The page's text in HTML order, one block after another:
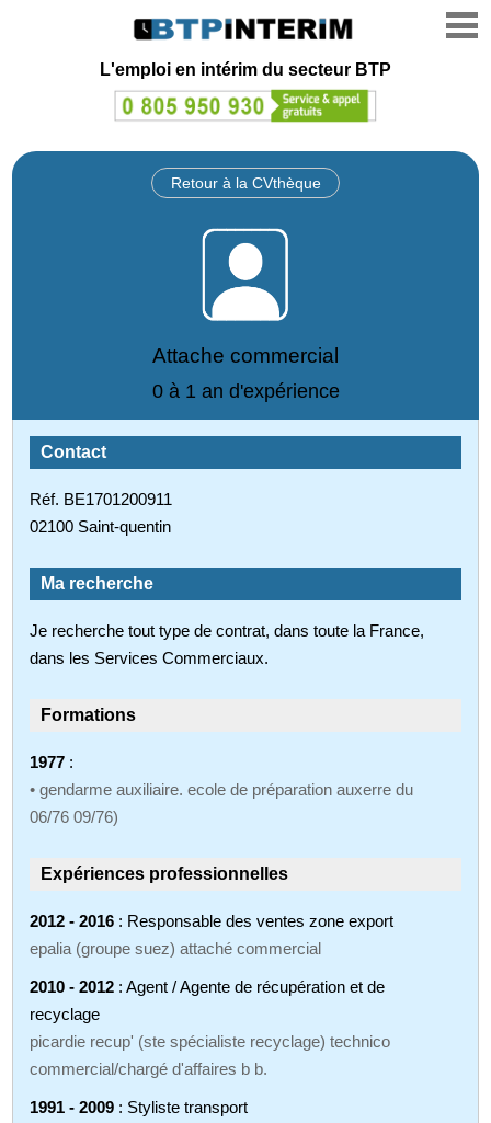
L'emploi en intérim du secteur BTP
Retour à la CVthèque
Attache commercial
0 à 1 an d'expérience
Contact
Réf. BE1701200911
02100 Saint-quentin
Ma recherche
Je recherche tout type de contrat, dans toute la France,
dans les Services Commerciaux.
Formations
1977 :
• gendarme auxiliaire. ecole de préparation auxerre du
06/76 09/76)
Expériences professionnelles
2012 - 2016 : Responsable des ventes zone export
epalia (groupe suez) attaché commercial
2010 - 2012 : Agent / Agente de récupération et de
recyclage
picardie recup' (ste spécialiste recyclage) technico
commercial/chargé d'affaires b b.
1991 - 2009 : Styliste transport